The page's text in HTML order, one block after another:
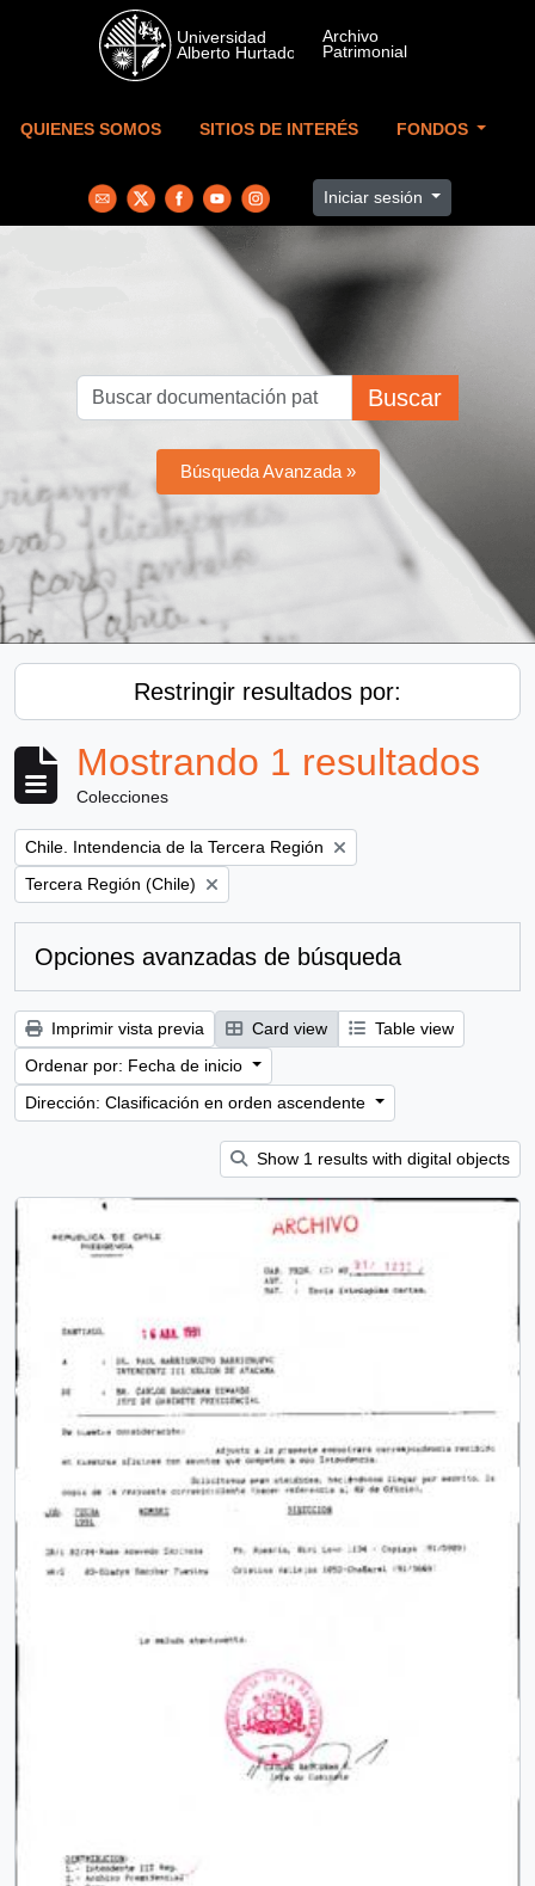
Skip to main content
QUIENES SOMOS SITIOS DE INTERÉS FONDOS
Iniciar sesión
Buscar
Búsqueda Avanzada »
Restringir resultados por:
Mostrando 1 resultados
Colecciones
Remove filter:
Chile. Intendencia de la Tercera Región
Remove filter:
Tercera Región (Chile)
Opciones avanzadas de búsqueda
Imprimir vista previa Card view
Table view
Ordenar por: Fecha de inicio
Dirección: Clasificación en orden ascendente
Show 1 results with digital objects